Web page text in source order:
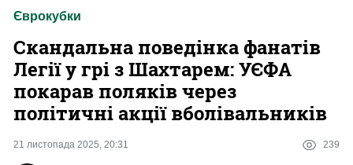
Єврокубки
УПЛ
Єврокубки
Скандальна поведінка фанатів
Легії у грі з Шахтарем: УЄФА
покарав поляків через
політичні акції вболівальників
21 листопада 2025, 20:31 239